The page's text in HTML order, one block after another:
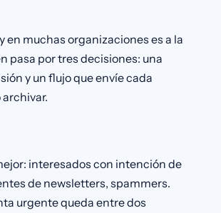
en muchas organizaciones es a la
pasa por tres decisiones: una
y un flujo que envíe cada
interesados con intención de
de newsletters, spammers.
urgente queda entre dos